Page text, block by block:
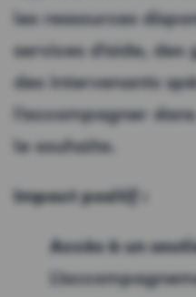
les ressources
services d’aide,
des intervenants
l’accompagner
le souhaite.
Impact positif :
Accès à un